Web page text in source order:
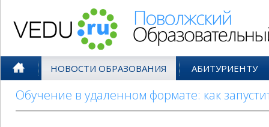
НОВОСТИ ОБРАЗОВАНИЯ АБИТУРИЕНТУ
Обучение в удаленном формате: как